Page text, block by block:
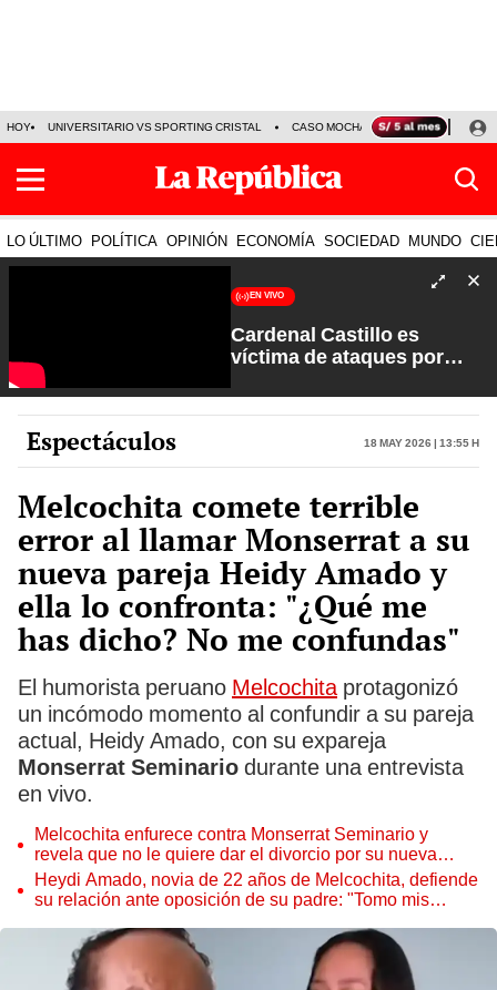
HOY UNIVERSITARIO VS SPORTING CRISTAL CASO MOCHASUELDOS
LO ÚLTIMO POLÍTICA OPINIÓN ECONOMÍA SOCIEDAD MUNDO
EN VIVO
Cardenal Castillo es
víctima de ataques por
Verdad a Fondo con Pedro
Salinas
Espectáculos 18 May 2026 | 13:55 h
Melcochita comete terrible
error al llamar Monserrat a su
nueva pareja Heidy Amado y
ella lo confronta: "¿Qué me
has dicho? No me confundas"
El humorista peruano Melcochitaprotagonizó
un incómodo momento al confundir a su pareja
actual, Heidy Amado, con su expareja
Monserrat Seminario durante una entrevista
en vivo.
Melcochita enfurece contra Monserrat Seminario y
revela que no le quiere dar el divorcio por su nueva
relación con joven de 22 años
Heydi Amado, novia de 22 años de Melcochita, defiende
su relación ante oposición de su padre: "Tomo mis